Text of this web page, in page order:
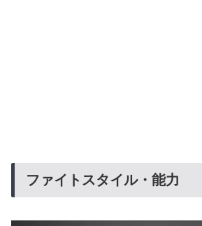
ファイトスタイル・能力